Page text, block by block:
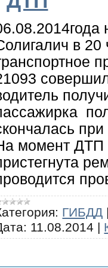
в
момент ДТП
ГИБДД
11.08.2014 |